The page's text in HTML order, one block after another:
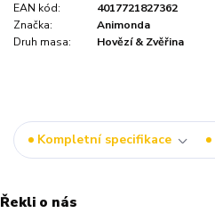
EAN kód:
4017721827362
Značka:
Animonda
Druh masa:
Hovězí & Zvěřina
Kompletní specifikace
Řekli o nás